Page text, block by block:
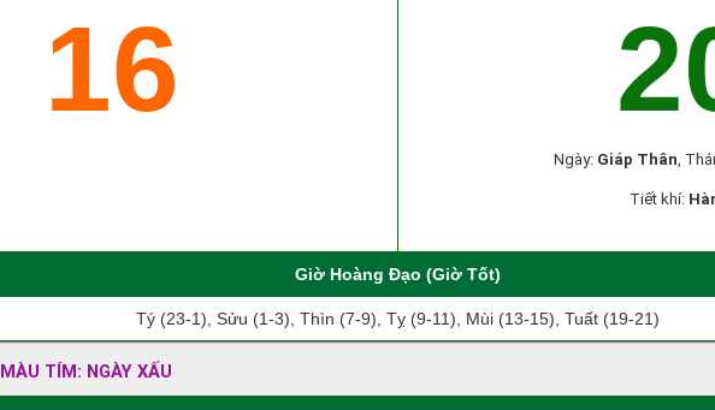
16
Ngày: Giáp Thân,
Tiết khí:
Giờ Hoàng Đạo (Giờ Tốt)
Tý (23-1), Sửu (1-3), Thìn (7-9), Tỵ (9-11), Mùi (13-15), Tuất (19-21)
MÀU TÍM: NGÀY XẤU